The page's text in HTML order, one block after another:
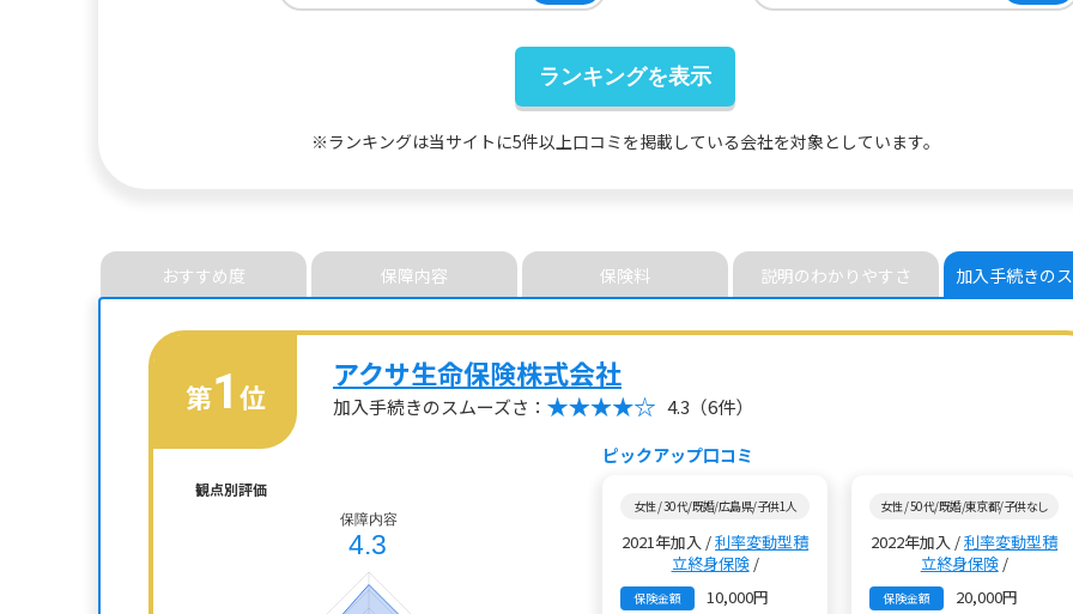
※ランキングは当サイトに5件以上口コミを掲載している会社を対象としています。
おすすめ度 保障内容 保険料 説明のわかりやすさ 加入手続きの
第1 位
アクサ生命保険株式会社
加入手続きのスムーズさ： 4.3 （6件）
観点別評価
ピックアップ口コミ
女性 / 30代/既婚/広島県/子供1人
2021年加入 /利率変動型積
立終身保険/
保険金額 10,000円
女性 / 50代/既婚/東京都/子供なし
2022年加入 /利率変動型積
立終身保険/
保険金額 20,000円